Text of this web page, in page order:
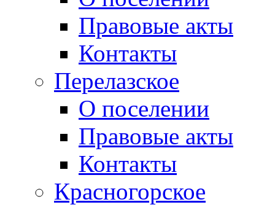
Правовые акты
Контакты
Перелазское
О поселении
Правовые акты
Контакты
Красногорское